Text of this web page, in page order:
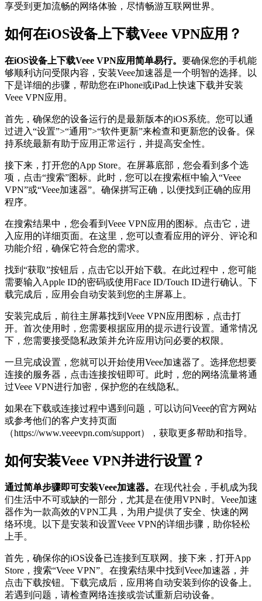
享受到更加流畅的网络体验，尽情畅游互联网世界。
如何在iOS设备上下载Veee VPN应用？
在iOS设备上下载Veee VPN应用简单易行。 要确保您的手机能
够顺利访问受限内容，安装Veee加速器是一个明智的选择。以
下是详细的步骤，帮助您在iPhone或iPad上快速下载并安装
Veee VPN应用。
首先，确保您的设备运行的是最新版本的iOS系统。您可以通
过进入“设置”>“通用”>“软件更新”来检查和更新您的设备。保
持系统最新有助于应用正常运行，并提高安全性。
接下来，打开您的App Store。在屏幕底部，您会看到多个选
项，点击“搜索”图标。此时，您可以在搜索框中输入“Veee
VPN”或“Veee加速器”。确保拼写正确，以便找到正确的应用
程序。
在搜索结果中，您会看到Veee VPN应用的图标。点击它，进
入应用的详细页面。在这里，您可以查看应用的评分、评论和
功能介绍，确保它符合您的需求。
找到“获取”按钮后，点击它以开始下载。在此过程中，您可能
需要输入Apple ID的密码或使用Face ID/Touch ID进行确认。下
载完成后，应用会自动安装到您的主屏幕上。
安装完成后，前往主屏幕找到Veee VPN应用图标，点击打
开。首次使用时，您需要根据应用的提示进行设置。通常情况
下，您需要接受隐私政策并允许应用访问必要的权限。
一旦完成设置，您就可以开始使用Veee加速器了。选择您想要
连接的服务器，点击连接按钮即可。此时，您的网络流量将通
过Veee VPN进行加密，保护您的在线隐私。
如果在下载或连接过程中遇到问题，可以访问Veee的官方网站
或参考他们的客户支持页面
（https://www.veeevpn.com/support），获取更多帮助和指导。
如何安装Veee VPN并进行设置？
通过简单步骤即可安装Veee加速器。 在现代社会，手机成为我
们生活中不可或缺的一部分，尤其是在使用VPN时。Veee加速
器作为一款高效的VPN工具，为用户提供了安全、快速的网
络环境。以下是安装和设置Veee VPN的详细步骤，助你轻松
上手。
首先，确保你的iOS设备已连接到互联网。接下来，打开App
Store，搜索“Veee VPN”。在搜索结果中找到Veee加速器，并
点击下载按钮。下载完成后，应用将自动安装到你的设备上。
若遇到问题，请检查网络连接或尝试重新启动设备。